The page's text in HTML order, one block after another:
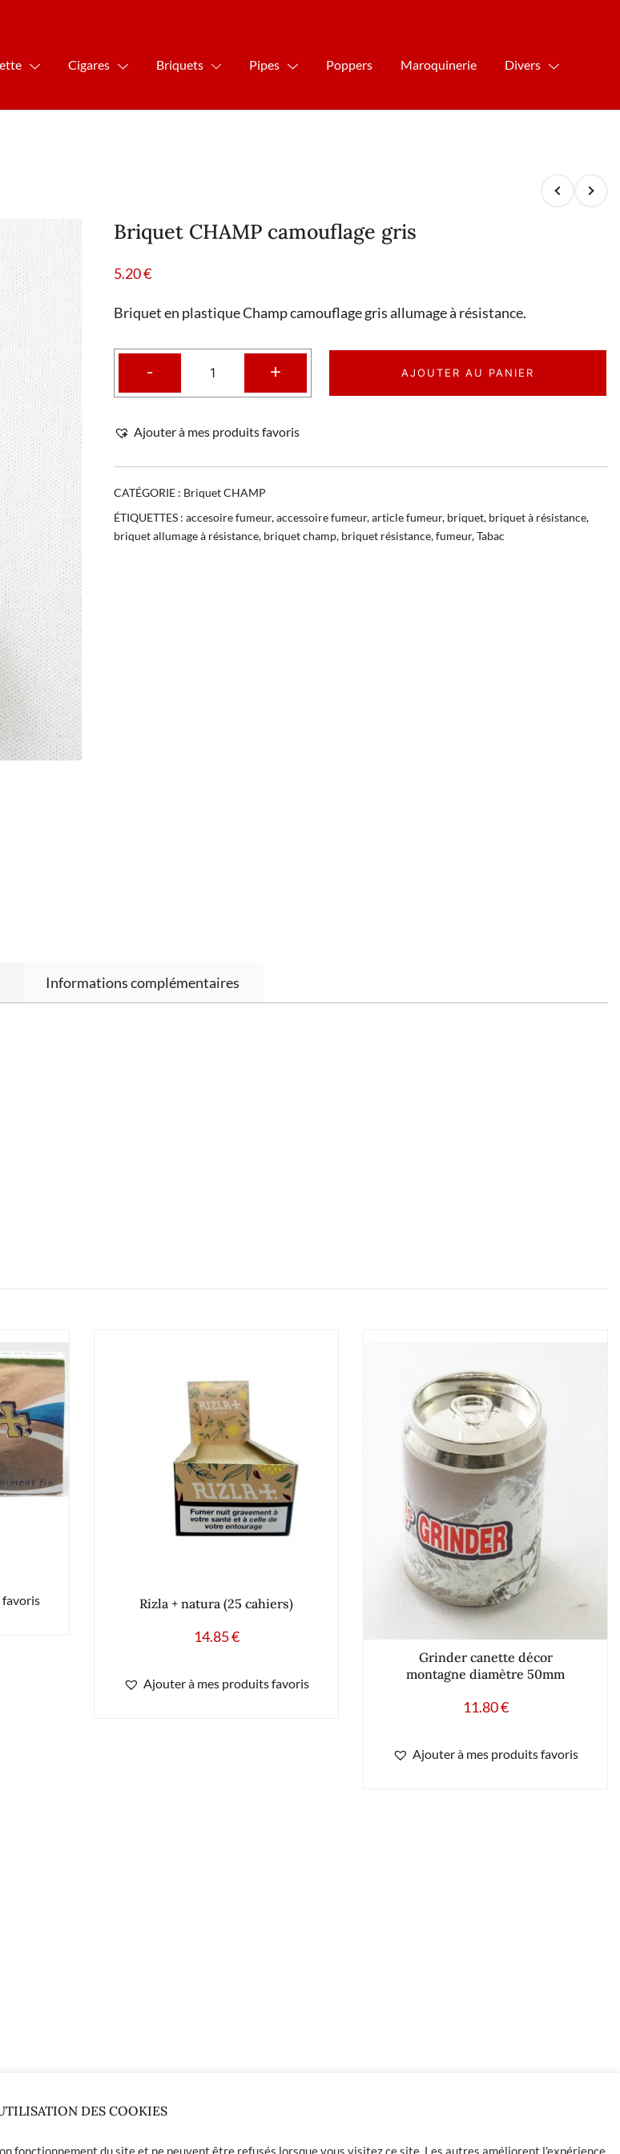
Cigares Briquets Pipes Poppers Maroquinerie Divers
Briquet CHAMP camouflage gris
5.20€
Briquet en plastique Champ camouflage gris allumage à résistance.
- + AJOUTER AU PANIER
Ajouter à mes produits favoris
CATÉGORIE : Briquet CHAMP
ÉTIQUETTES : accesoire fumeur,accessoire fumeur,article fumeur, briquet, briquet à résistance,
briquet allumage à résistance, briquet champ, briquet résistance,fumeur,Tabac
Informations complémentaires
favoris Rizla + natura (25 cahiers)
14.85€
Ajouter à mes produits favoris
Grinder canette décor
montagne diamètre 50mm
11.80€
Ajouter à mes produits favoris
DES COOKIES
fonctionnement du site et ne peuvent être refusés lorsque vous visitez ce site. Les autres améliorent l'expérience